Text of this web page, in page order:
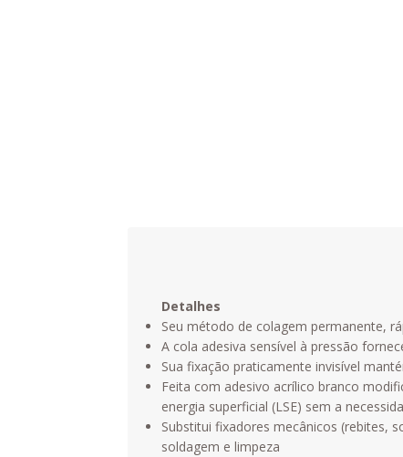
Detalhes
Seu método de colagem permanente,
A cola adesiva sensível à pressão
Sua fixação praticamente invisível
Feita com adesivo acrílico branco
energia superficial (LSE) sem a
Substitui fixadores mecânicos (rebites,
soldagem e limpeza